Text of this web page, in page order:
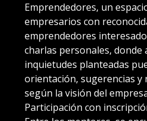
Emprendedores, un
empresarios con
emprendedores
charlas personales, donde
inquietudes planteadas
orientación, sugerencias y
según la visión del
Participación con